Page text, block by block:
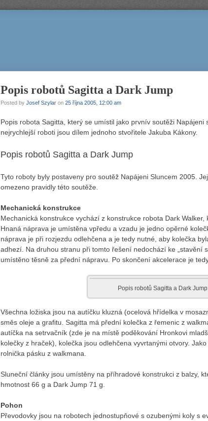
Popis robotů Sagitta a Dark Jump
Posted by Josef Szylar on 25 října 2005, 12:00 am
Popis robota Sagitta, který se umístil jako prvnív soutěži
nejrychlejší roboti jsou dílem jednoho stvořitele Jakuba Kákony.
Popis robotů Sagitta a Dark Jump
Tyto roboty byly postaveny pro soutěž Napájeni Sluncem 2005.
omezeno pravidly této soutěže.
Mechanická konstrukce
Mechanická konstrukce vychází z konstrukce robota Dark Walker,
Hnaná náprava je umístěna vpředu a vzadu je jedno opěrné
náprava je při rozjezdu odlehčena a je tedy nutné, aby kolečka
adhezí. Na druhou stranu při tomto řešení nedochází ke „stavění
umístěno těsně za přední nápravu. Po skončení akcelerace je
Popis robotů Sagitta a Dark
Všechna ložiska jsou na autíčku kluzná (ocelová hřídelka v
směs oleje a grafitu. Sagitta má přední kolečka z řemenic z
autíčka na setrvačník (zde je na místě poděkování Hronkovi
kolečky z hraček), kolečka jsou odlehčena vyvrtanými otvory.
rolnička pásku z walkmana.
Sluneční články jsou umístěny na příhradové konstrukci z balzy,
hmotnost 66 g a Dark Jump 71 g.
Pohon
Převodovky jsou na robotech jednostupňové s ozubenými koly s